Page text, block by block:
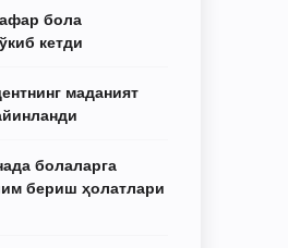
бола
кетди
маданият
болаларга
бериш ҳолатлари